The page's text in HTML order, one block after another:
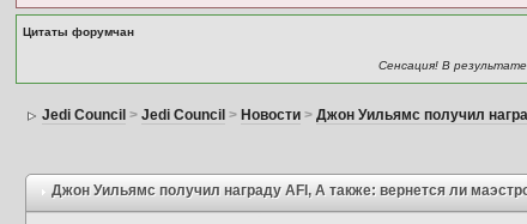
Цитаты форумчан
Сенсация! В
Jedi Council > Jedi Council > Новости> Джон Уильямс получил
Джон Уильямс получил награду AFI , А также: вернется ли